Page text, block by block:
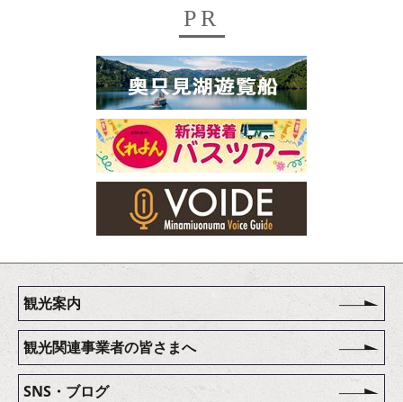
PR
観光案内
観光関連事業者の皆さまへ
SNS・ブログ